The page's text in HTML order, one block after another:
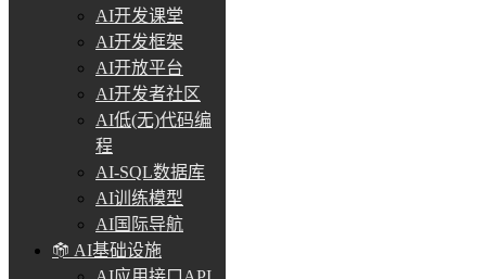
AI开发课堂
AI开发框架
AI开放平台
AI开发者社区
AI低(无)代码编
程
AI-SQL数据库
AI训练模型
AI国际导航
AI基础设施